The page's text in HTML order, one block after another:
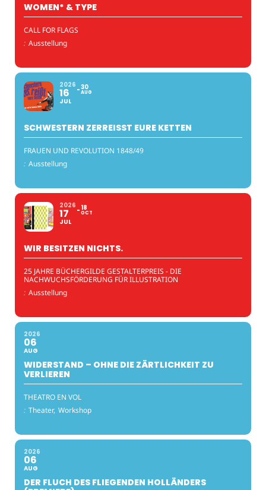
WOMEN* & TYPE
CALL FOR FLAGS
: Ausstellung
2026
16
JUL
30
AUG
SCHWESTERN ZERREISST EURE KETTEN
FRAUEN UND REVOLUTION 1848/49
: Ausstellung
2026
17
JUL
18
OCT
WIR BESITZEN NICHTS.
25 JAHRE BÜCHERGILDE GESTALTERPREIS - DIE
NACHWUCHSFÖRDERUNG FÜR ILLUSTRATION
: Ausstellung
2026
06
AUG
WIDERSTAND – OHNE DIE ZÄRTLICHKEIT ZU
VERLIEREN
THEATRO EN VOL
: Theater, Workshop
2026
06
AUG
DER FLUCH DES FLIEGENDEN HOLLÄNDERS